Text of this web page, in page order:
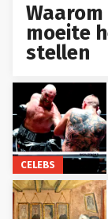
moeite
stellen
CELEBS